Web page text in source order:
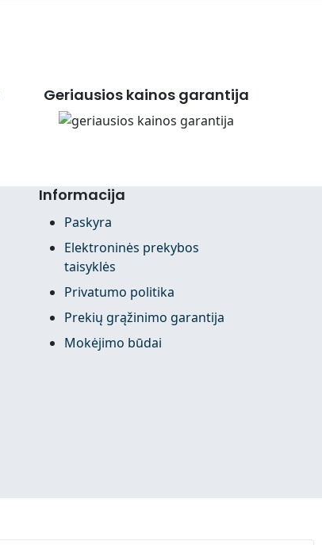
Geriausios kainos garantija
Informacija
Paskyra
Elektroninės prekybos
taisyklės
Privatumo politika
Prekių grąžinimo garantija
Mokėjimo būdai